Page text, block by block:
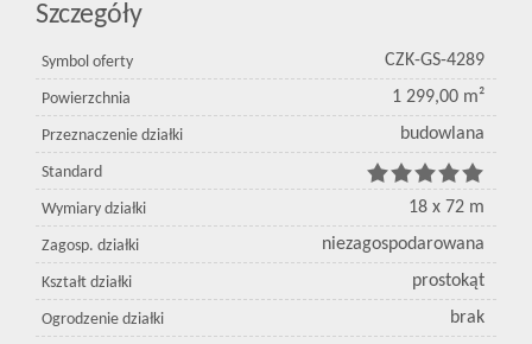
Szczegóły
Symbol oferty CZK-GS-4289
Powierzchnia 1 299,00 m²
Przeznaczenie działki budowlana
Standard
Wymiary działki 18 x 72 m
Zagosp. działki niezagospodarowana
Kształt działki prostokąt
Ogrodzenie działki brak